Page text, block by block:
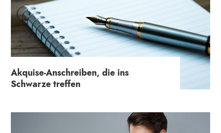
Akquise-Anschreiben, die ins
Schwarze treffen